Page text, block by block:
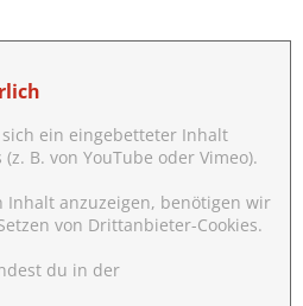
ein eingebetteter Inhalt
B. von YouTube oder Vimeo).
Inhalt anzuzeigen, benötigen wir
von Drittanbieter-Cookies.
du in der